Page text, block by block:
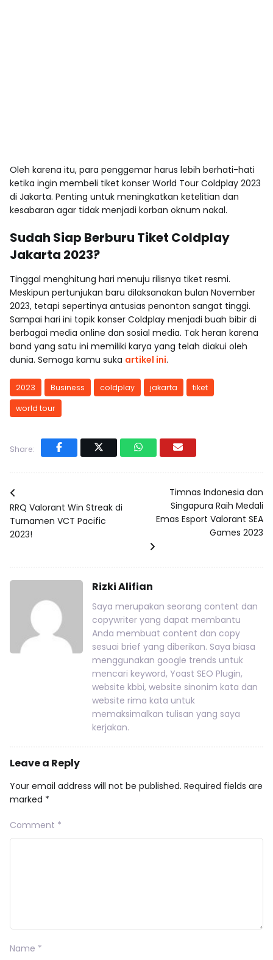
Oleh karena itu, para penggemar harus lebih berhati-hati
ketika ingin membeli tiket konser World Tour Coldplay 2023
di Jakarta. Penting untuk meningkatkan ketelitian dan
kesabaran agar tidak menjadi korban oknum nakal.
Sudah Siap Berburu Tiket Coldplay
Jakarta 2023?
Tinggal menghitung hari menuju rilisnya tiket resmi.
Meskipun pertunjukan baru dilaksanakan bulan November
2023, tetapi sepertinya antusias penonton sangat tinggi.
Sampai hari ini topik konser Coldplay menjadi buah bibir di
berbagai media online dan sosial media. Tak heran karena
band yang satu ini memiliki karya yang telah diakui oleh
dunia. Semoga kamu suka artikel ini.
2023 Business coldplay jakarta
tiket
world tour
Share:
RRQ Valorant Win Streak di
Turnamen VCT Pacific
2023!
Timnas Indonesia dan
Singapura Raih Medali
Emas Esport Valorant SEA
Games 2023
Rizki Alifian
Saya merupakan seorang content dan
copywriter yang dapat membantu
Anda membuat content dan copy
sesuai brief yang diberikan. Saya biasa
menggunakan google trends untuk
mencari keyword, Yoast SEO Plugin,
website kbbi, website sinonim kata dan
website rima kata untuk
memaksimalkan tulisan yang saya
kerjakan.
Leave a Reply
Your email address will not be published. Required fields are
marked *
Comment *
Name *